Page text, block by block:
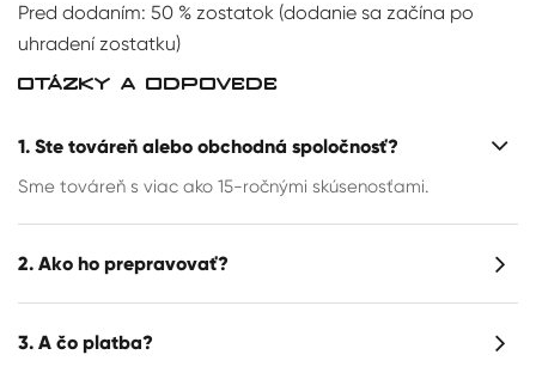
Pred dodaním: 50 % zostatok (dodanie sa začína po
uhradení zostatku)
OTÁZKY A ODPOVEDE
1. Ste továreň alebo obchodná spoločnosť?
Sme továreň s viac ako 15-ročnými skúsenosťami.
2. Ako ho prepravovať?
3. A čo platba?